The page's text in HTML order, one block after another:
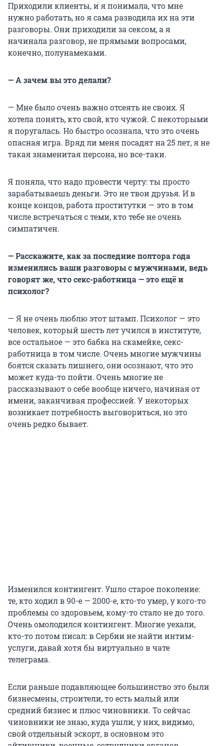
Приходили клиенты, и я понимала, что мне
нужно работать, но я сама разводила их на эти
разговоры. Они приходили за сексом, а я
начинала разговор, не прямыми вопросами,
конечно, полунамеками.
— А зачем вы это делали?
— Мне было очень важно отсеять не своих. Я
хотела понять, кто свой, кто чужой. С некоторыми
я поругалась. Но быстро осознала, что это очень
опасная игра. Вряд ли меня посадят на 25 лет, я не
такая знаменитая персона, но все-таки.
Я поняла, что надо провести черту: ты просто
зарабатываешь деньги. Это не твои друзья. И в
конце концов, работа проститутки — это в том
числе встречаться с теми, кто тебе не очень
симпатичен.
— Расскажите, как за последние полтора года
изменились ваши разговоры с мужчинами, ведь
говорят же, что секс-работница — это ещё и
психолог?
— Я не очень люблю этот штамп. Психолог — это
человек, который шесть лет учился в институте,
все остальное — это бабка на скамейке, секс-
работница в том числе. Очень многие мужчины
боятся сказать лишнего, они осознают, что это
может куда-то пойти. Очень многие не
рассказывают о себе вообще ничего, начиная от
имени, заканчивая профессией. У некоторых
возникает потребность выговориться, но это
очень редко бывает.
Изменился контингент. Ушло старое поколение:
те, кто ходил в 90-е — 2000-е, кто-то умер, у кого-то
проблемы со здоровьем, кому-то стало не до того.
Очень омолодился контингент. Многие уехали,
кто-то потом писал: в Сербии не найти интим-
услуги, давай хотя бы виртуально в чате
телеграма.
Если раньше подавляющее большинство это были
бизнесмены, строители, то есть малый или
средний бизнес и плюс чиновники. То сейчас
чиновники не знаю, куда ушли, у них, видимо,
свой отдельный эскорт, в основном это